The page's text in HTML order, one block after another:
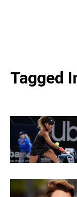
Tagged